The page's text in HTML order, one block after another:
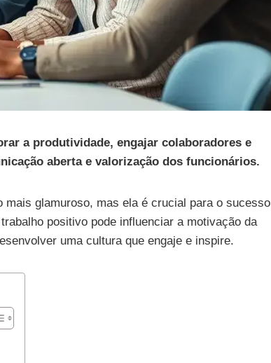
a produtividade, engajar colaboradores e
aberta e valorização dos funcionários.
mais glamuroso, mas ela é crucial para o sucesso
positivo pode influenciar a motivação da
uma cultura que engaje e inspire.